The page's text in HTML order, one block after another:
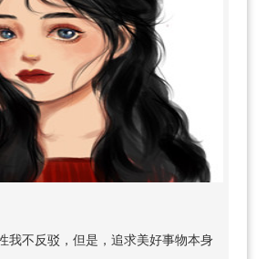
我不反驳，但是，追求美好事物本身